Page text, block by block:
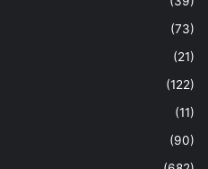
(73)
(21)
(122)
(11)
(90)